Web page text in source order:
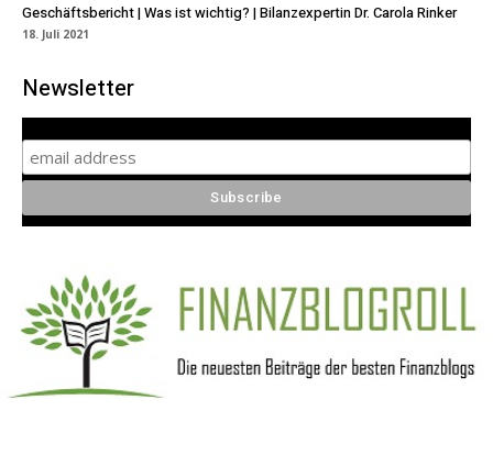
Geschäftsbericht | Was ist wichtig? | Bilanzexpertin Dr. Carola Rinker
18. Juli 2021
Newsletter